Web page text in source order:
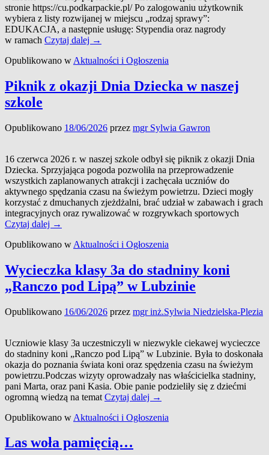
stronie https://cu.podkarpackie.pl/ Po zalogowaniu użytkownik
wybiera z listy rozwijanej w miejscu „rodzaj sprawy”:
EDUKACJA, a następnie usługę: Stypendia oraz nagrody
w ramach Czytaj dalej Program
młodzieży
„Nie
zagubić
→
Opublikowano w Aktualności i Ogłoszenia
Piknik z okazji Dnia Dziecka w naszej
szkole
Opublikowano 18/06/2026 przez mgr Sylwia Gawron
16 czerwca 2026 r. w naszej szkole odbył się piknik z okazji Dnia
Dziecka. Sprzyjająca pogoda pozwoliła na przeprowadzenie
wszystkich zaplanowanych atrakcji i zachęcała uczniów do
aktywnego spędzania czasu na świeżym powietrzu. Dzieci mogły
korzystać z dmuchanych zjeżdżalni, brać udział w zabawach i grach
integracyjnych oraz rywalizować w rozgrywkach sportowych
Czytaj dalej Piknik
okazji
Dziecka
w
naszej
→
Opublikowano w Aktualności i Ogłoszenia
Wycieczka klasy 3a do stadniny koni
„Ranczo pod Lipą” w Lubzinie
Opublikowano 16/06/2026 przez mgr inż.Sylwia Niedzielska-Plezia
Uczniowie klasy 3a uczestniczyli w niezwykle ciekawej wycieczce
do stadniny koni „Ranczo pod Lipą” w Lubzinie. Była to doskonała
okazja do poznania świata koni oraz spędzenia czasu na świeżym
powietrzu.Podczas wizyty oprowadzały nas właścicielka stadniny,
pani Marta, oraz pani Kasia. Obie panie podzieliły się z dziećmi
ogromną wiedzą na temat Czytaj dalej Wycieczka
3a
→
Opublikowano w Aktualności i Ogłoszenia
Las woła pamięcią…